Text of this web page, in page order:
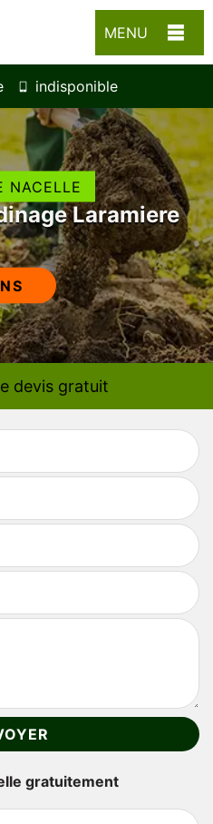
MENU
indisponible
NACELLE
Laramiere
devis gratuit
gratuitement